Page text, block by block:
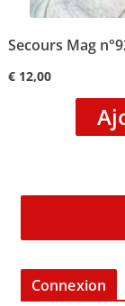
Secours Mag
€12,00
Connexion